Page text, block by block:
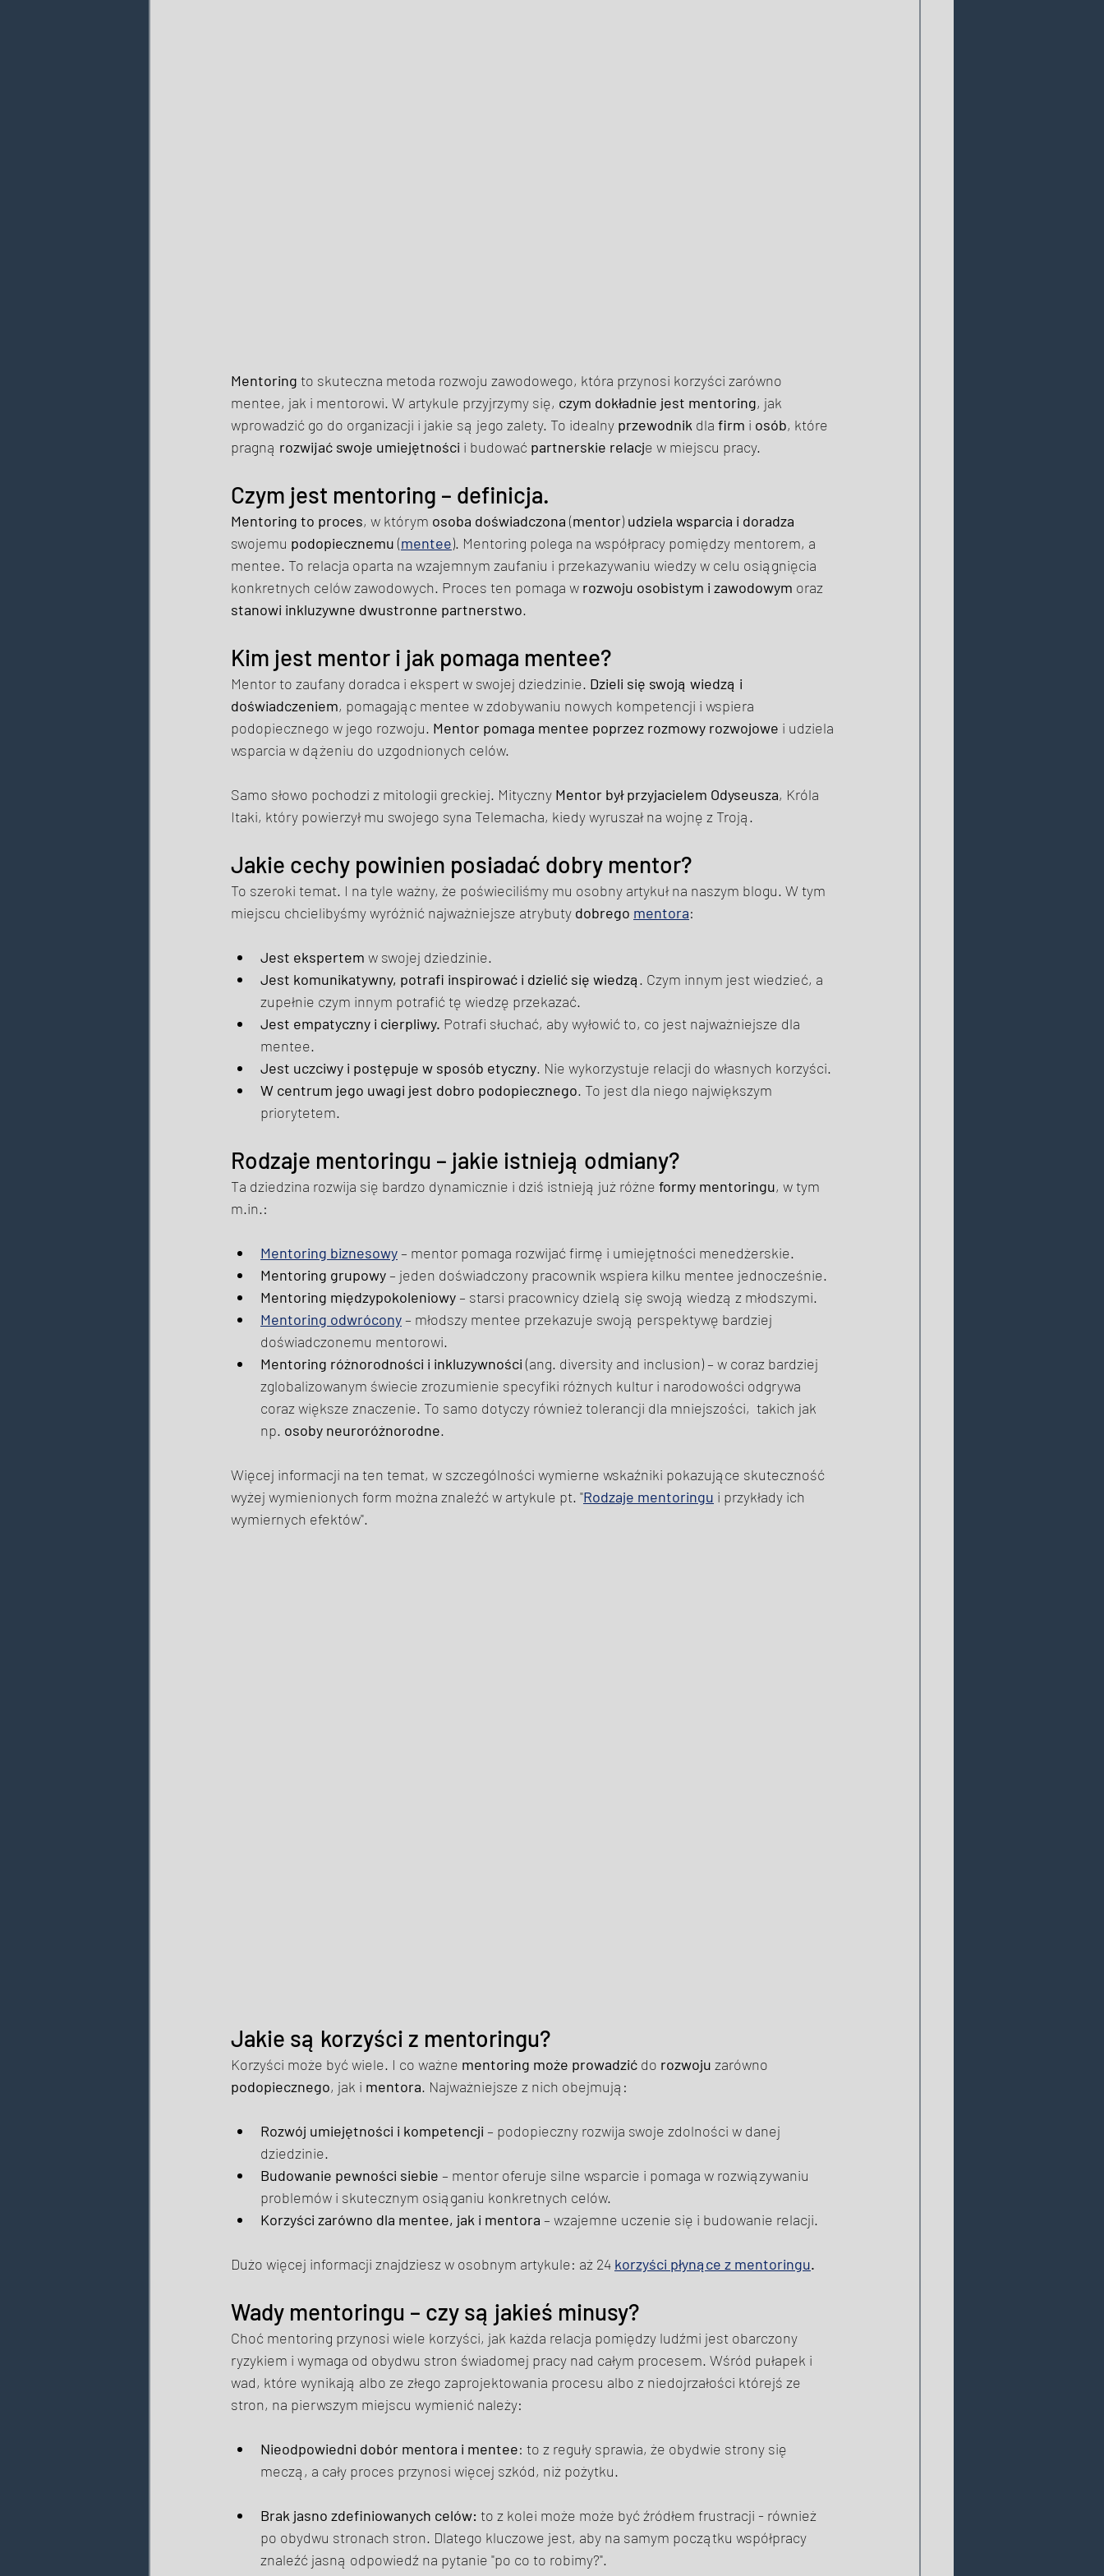
Mentoring to skuteczna metoda rozwoju zawodowego, która przynosi korzyści zarówno
mentee, jak i mentorowi. W artykule przyjrzymy się, czym dokładnie jest mentoring, jak
wprowadzić go do organizacji i jakie są jego zalety. To idealny przewodnik dla firm i osób, które
pragną rozwijać swoje umiejętności i budować partnerskie relacje w miejscu pracy.
Czym jest mentoring – definicja.
Mentoring to proces, w którym osoba doświadczona (mentor) udziela wsparcia i doradza
swojemu podopiecznemu (mentee). Mentoring polega na współpracy pomiędzy mentorem, a
mentee. To relacja oparta na wzajemnym zaufaniu i przekazywaniu wiedzy w celu osiągnięcia
konkretnych celów zawodowych. Proces ten pomaga w rozwoju osobistym i zawodowym oraz
stanowi inkluzywne dwustronne partnerstwo.
Kim jest mentor i jak pomaga mentee?
Mentor to zaufany doradca i ekspert w swojej dziedzinie. Dzieli się swoją wiedzą i
doświadczeniem, pomagając mentee w zdobywaniu nowych kompetencji i wspiera
podopiecznego w jego rozwoju. Mentor pomaga mentee poprzez rozmowy rozwojowe i udziela
wsparcia w dążeniu do uzgodnionych celów.
Samo słowo pochodzi z mitologii greckiej. Mityczny Mentor był przyjacielem Odyseusza, Króla
Itaki, który powierzył mu swojego syna Telemacha, kiedy wyruszał na wojnę z Troją.
Jakie cechy powinien posiadać dobry mentor?
To szeroki temat. I na tyle ważny, że poświeciliśmy mu osobny artykuł na naszym blogu. W tym
miejscu chcielibyśmy wyróżnić najważniejsze atrybuty dobrego mentora:
Jest ekspertem w swojej dziedzinie.
Jest komunikatywny, potrafi inspirować i dzielić się wiedzą. Czym innym jest wiedzieć, a
zupełnie czym innym potrafić tę wiedzę przekazać.
Jest empatyczny i cierpliwy. Potrafi słuchać, aby wyłowić to, co jest najważniejsze dla
mentee.
Jest uczciwy i postępuje w sposób etyczny. Nie wykorzystuje relacji do własnych korzyści.
W centrum jego uwagi jest dobro podopiecznego. To jest dla niego największym
priorytetem.
Rodzaje mentoringu – jakie istnieją odmiany?
Ta dziedzina rozwija się bardzo dynamicznie i dziś istnieją już różne formy mentoringu, w tym
m.in.:
Mentoring biznesowy – mentor pomaga rozwijać firmę i umiejętności menedżerskie.
Mentoring grupowy – jeden doświadczony pracownik wspiera kilku mentee jednocześnie.
Mentoring międzypokoleniowy – starsi pracownicy dzielą się swoją wiedzą z młodszymi.
Mentoring odwrócony – młodszy mentee przekazuje swoją perspektywę bardziej
doświadczonemu mentorowi.
Mentoring różnorodności i inkluzywności (ang. diversity and inclusion) – w coraz bardziej
zglobalizowanym świecie zrozumienie specyfiki różnych kultur i narodowości odgrywa
coraz większe znaczenie. To samo dotyczy również tolerancji dla mniejszości,  takich jak
np. osoby neuroróżnorodne.
Więcej informacji na ten temat, w szczególności wymierne wskaźniki pokazujące skuteczność
wyżej wymienionych form można znaleźć w artykule pt. "Rodzaje mentoringu i przykłady ich
wymiernych efektów".
Jakie są korzyści z mentoringu?
Korzyści może być wiele. I co ważne mentoring może prowadzić do rozwoju zarówno
podopiecznego, jak i mentora. Najważniejsze z nich obejmują:
Rozwój umiejętności i kompetencji – podopieczny rozwija swoje zdolności w danej
dziedzinie.
Budowanie pewności siebie – mentor oferuje silne wsparcie i pomaga w rozwiązywaniu
problemów i skutecznym osiąganiu konkretnych celów.
Korzyści zarówno dla mentee, jak i mentora – wzajemne uczenie się i budowanie relacji.
Dużo więcej informacji znajdziesz w osobnym artykule: aż 24 korzyści płynące z mentoringu.
Wady mentoringu – czy są jakieś minusy?
Choć mentoring przynosi wiele korzyści, jak każda relacja pomiędzy ludźmi jest obarczony
ryzykiem i wymaga od obydwu stron świadomej pracy nad całym procesem. Wśród pułapek i
wad, które wynikają albo ze złego zaprojektowania procesu albo z niedojrzałości którejś ze
stron, na pierwszym miejscu wymienić należy:
Nieodpowiedni dobór mentora i mentee: to z reguły sprawia, że obydwie strony się
meczą, a cały proces przynosi więcej szkód, niż pożytku.
Brak jasno zdefiniowanych celów: to z kolei może może być źródłem frustracji - również
po obydwu stronach stron. Dlatego kluczowe jest, aby na samym początku współpracy
znaleźć jasną odpowiedź na pytanie "po co to robimy?".